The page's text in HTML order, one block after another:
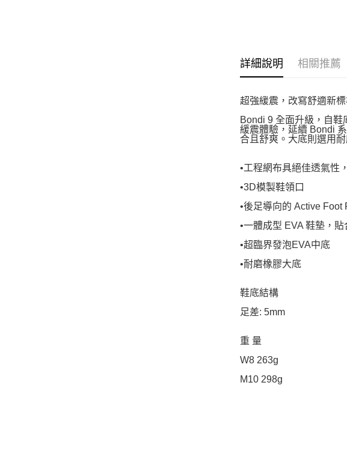
詳細說明 相關推薦
超強緩震，改寫舒適新
Bondi 9 全面升級，自
緩震體驗，延續 Bondi
合且舒爽。大底則選用
•工程網布具絕佳透氣性
•3D模製鞋領口
•後足導向的 Active
•一體成型 EVA 鞋墊，
•超臨界發泡EVA中底
•耐磨橡膠大底
鞋底結構
足差: 5mm
重 量
W8 263g
M10 298g